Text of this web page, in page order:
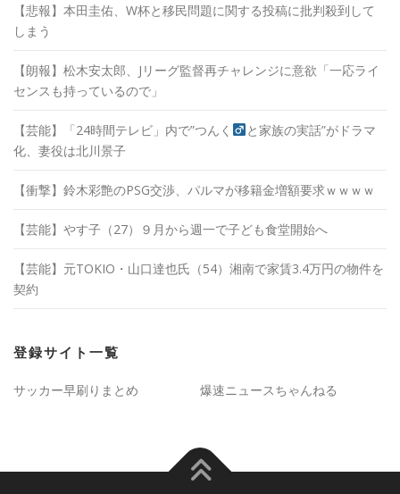
【悲報】本田圭佑、W杯と移民問題に関する投稿に批判殺到して
しまう
【朗報】松木安太郎、Jリーグ監督再チャレンジに意欲「一応ライ
センスも持っているので」
【芸能】「24時間テレビ」内で”つんく
と家族の実話”がドラマ
化、妻役は北川景子
【衝撃】鈴木彩艶のPSG交渉、パルマが移籍金増額要求ｗｗｗｗ
【芸能】やす子（27）９月から週一で子ども食堂開始へ
【芸能】元TOKIO・山口達也氏（54）湘南で家賃3.4万円の物件を
契約
登録サイト一覧
サッカー早刷りまとめ 爆速ニュースちゃんねる